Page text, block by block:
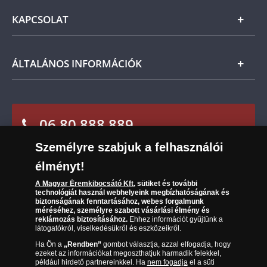
és a kézhezvételtől számított 14 napon belül
visszaküldheti. A
mennyiben időközben kifizette a
termék árát, akkor azt visszatérítjük Önnek.
Magyar
KAPCSOLAT
Ügyfélszolgálat
Leiratkozás a hírlevélről
ÁLTALÁNOS INFORMÁCIÓK
Sütik (cookies) használata
Süti (cookies)Beállítások
Társaságunkról
Az érmék és érmek ára és értéke
Gyakran ismételt kérdések
Adatkezelés
06 80 888 889
(díjmentesen hívható hétfőtől csütörtökig 9.00 és 17.00
óra között, péntekenként 9.00 és 15.00 óra között)
Személyre szabjuk a felhasználói
élményt!
A Magyar Éremkibocsátó Kft.sütiket és további
technológiát használ webhelyeink megbízhatóságának és
biztonságának fenntartásához, webes forgalmunk
méréséhez, személyre szabott vásárlási élmény és
reklámozás biztosításához.Ehhez információt gyűjtünk a
látogatókról, viselkedésükről és eszközeikről.
Ha Ön a „Rendben”gombot választja, azzal elfogadja, hogy
ezeket az információkat megoszthatjuk harmadik felekkel,
például hirdető partnereinkkel. Ha nem fogadjael a süti